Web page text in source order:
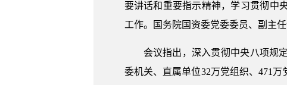
要讲话和重要指示精神，学习贯彻中
工作。国务院国资委党委委员、副主
会议指出，深入贯彻中央八项规
委机关、直属单位32万党组织、471